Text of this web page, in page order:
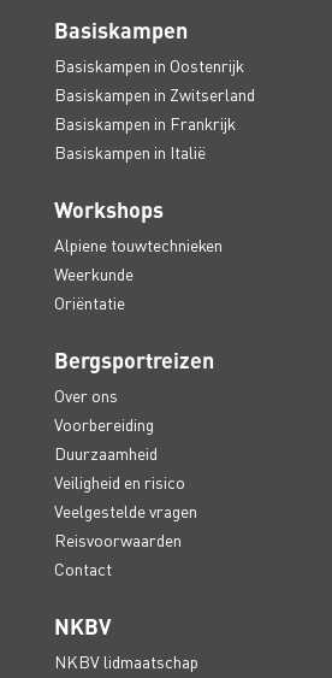
Basiskampen
Basiskampen in Oostenrijk
Basiskampen in Zwitserland
Basiskampen in Frankrijk
Basiskampen in Italië
Workshops
Alpiene touwtechnieken
Weerkunde
Oriëntatie
Bergsportreizen
Over ons
Voorbereiding
Duurzaamheid
Veiligheid en risico
Veelgestelde vragen
Reisvoorwaarden
Contact
NKBV
NKBV lidmaatschap